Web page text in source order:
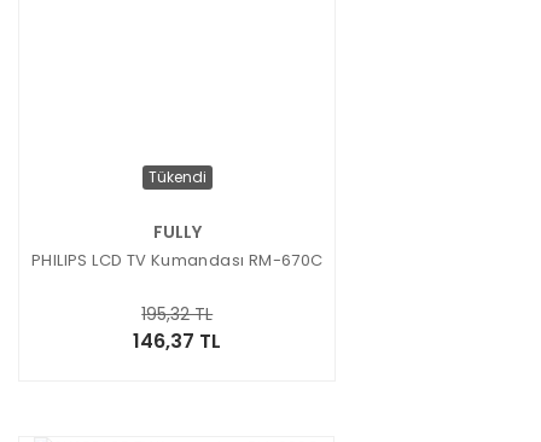
Tükendi
FULLY
PHILIPS LCD TV Kumandası RM-670C
146,37 TL
195,32 TL